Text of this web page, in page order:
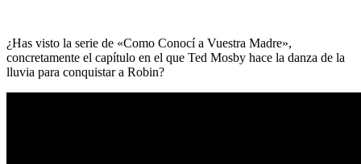
¿Has visto la serie de «Como Conocí a Vuestra Madre»,
concretamente el capítulo en el que Ted Mosby hace la danza de la
lluvia para conquistar a Robin?